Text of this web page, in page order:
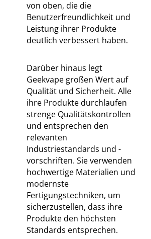
von oben, die die
Benutzerfreundlichkeit und
Leistung ihrer Produkte
deutlich verbessert haben.
Darüber hinaus legt
Geekvape großen Wert auf
Qualität und Sicherheit. Alle
ihre Produkte durchlaufen
strenge Qualitätskontrollen
und entsprechen den
relevanten
Industriestandards und -
vorschriften. Sie verwenden
hochwertige Materialien und
modernste
Fertigungstechniken, um
sicherzustellen, dass ihre
Produkte den höchsten
Standards entsprechen.